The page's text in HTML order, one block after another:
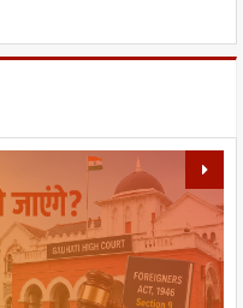
ऑनलाइन
का बड़ा हमला: